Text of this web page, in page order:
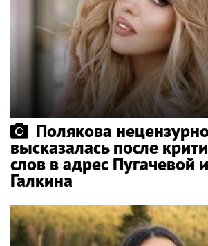
Полякова
высказалась после
слов в адрес Пугачевой и
Галкина